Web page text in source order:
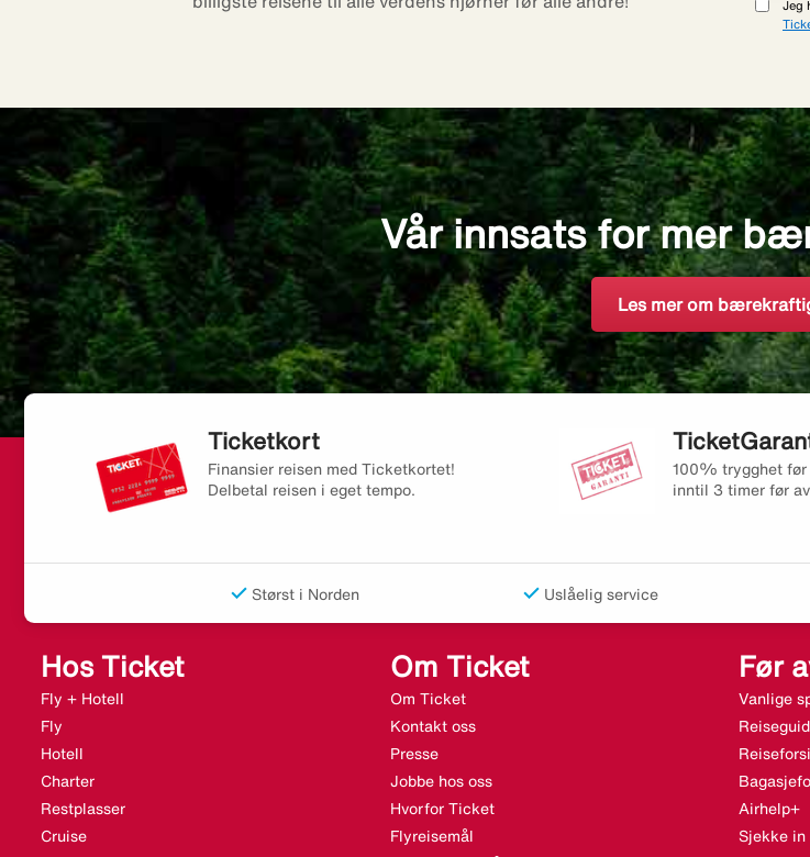
Jeg
Vår innsats for mer
Les mer om
Ticketkort
Finansier reisen med Ticketkortet!
Delbetal reisen i eget tempo.
100% trygghet før
inntil 3 timer før
Størst i Norden Uslåelig service
Hos Ticket
Fly + Hotell
Fly
Hotell
Charter
Restplasser
Cruise
Om Ticket
Om Ticket
Kontakt oss
Presse
Jobbe hos oss
Hvorfor Ticket
Flyreisemål
Før
Vanlige
Airhelp+
Sjekke in